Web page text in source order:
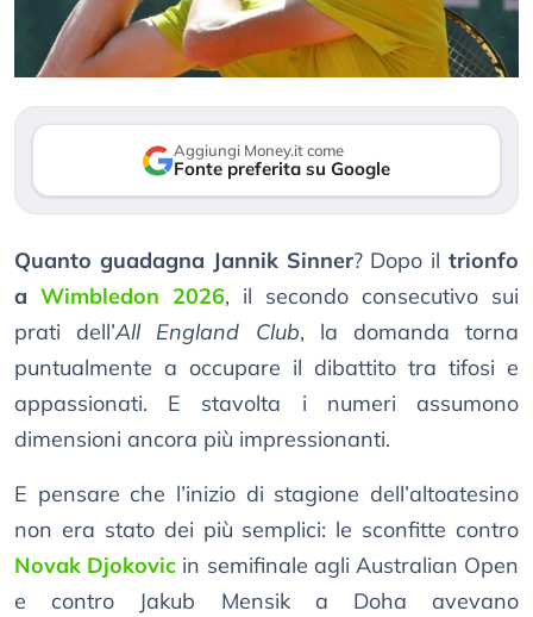
Aggiungi Money.it come
Fonte preferita su Google
Quanto guadagna Jannik Sinner? Dopo il trionfo
a Wimbledon 2026, il secondo consecutivo sui
prati dell’All England Club, la domanda torna
puntualmente a occupare il dibattito tra tifosi e
appassionati. E stavolta i numeri assumono
dimensioni ancora più impressionanti.
E pensare che l’inizio di stagione dell’altoatesino
non era stato dei più semplici: le sconfitte contro
Novak Djokovic in semifinale agli Australian Open
e contro Jakub Mensik a Doha avevano